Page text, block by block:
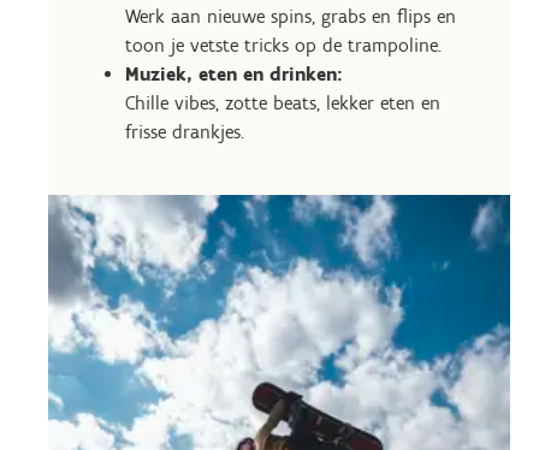
Werk aan nieuwe spins, grabs en flips en
toon je vetste tricks op de trampoline.
Muziek, eten en drinken:
Chille vibes, zotte beats, lekker eten en
frisse drankjes.